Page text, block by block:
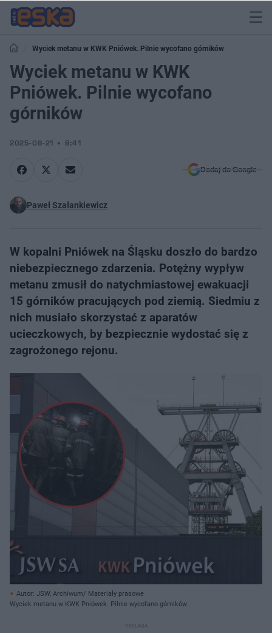
Wyciek metanu w KWK Pniówek. Pilnie wycofano górników
Wyciek metanu w KWK
Pniówek. Pilnie wycofano
górników
2025-08-21 8:41
Dodaj do Google
Paweł Szałankiewicz
W kopalni Pniówek na Śląsku doszło do bardzo
niebezpiecznego zdarzenia. Potężny wypływ
metanu zmusił do natychmiastowej ewakuacji
15 górników pracujących pod ziemią. Siedmiu z
nich musiało skorzystać z aparatów
ucieczkowych, by bezpiecznie wydostać się z
zagrożonego rejonu.
Autor: JSW, Archiwum/ Materiały prasowe
Wyciek metanu w KWK Pniówek. Pilnie wycofano górników